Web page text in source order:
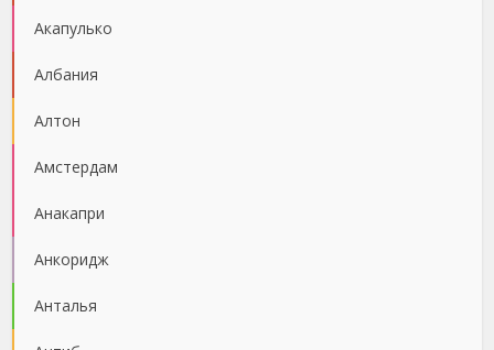
Акапулько
Албания
Алтон
Амстердам
Анакапри
Анкоридж
Анталья